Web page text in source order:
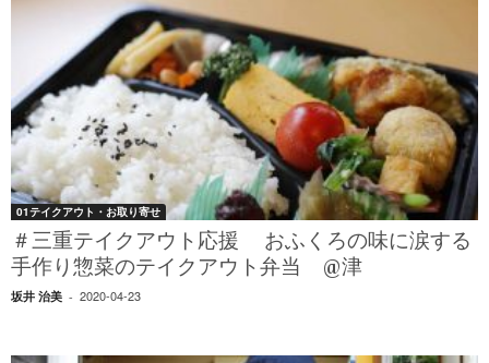
01テイクアウト・お取り寄せ
＃三重テイクアウト応援 おふくろの味に涙する
手作り惣菜のテイクアウト弁当 @津
坂井 治美 - 2020-04-23